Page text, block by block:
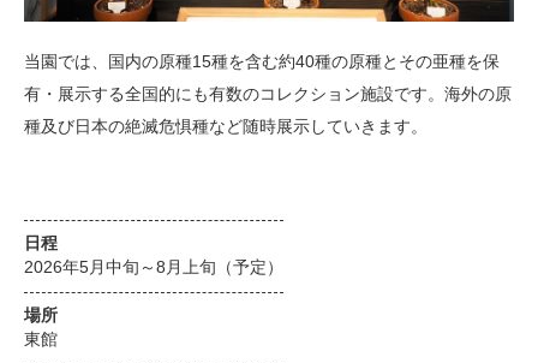
当園では、国内の原種15種を含む約40種の原種とその亜種を保
有・展示する全国的にも有数のコレクション施設です。海外の原
種及び日本の絶滅危惧種など随時展示していきます。
日程
2026年5月中旬～8月上旬（予定）
場所
東館